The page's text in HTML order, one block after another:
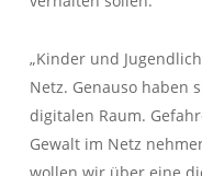
„Kinder und
Netz. Genauso haben
digitalen Raum.
Gewalt im Netz